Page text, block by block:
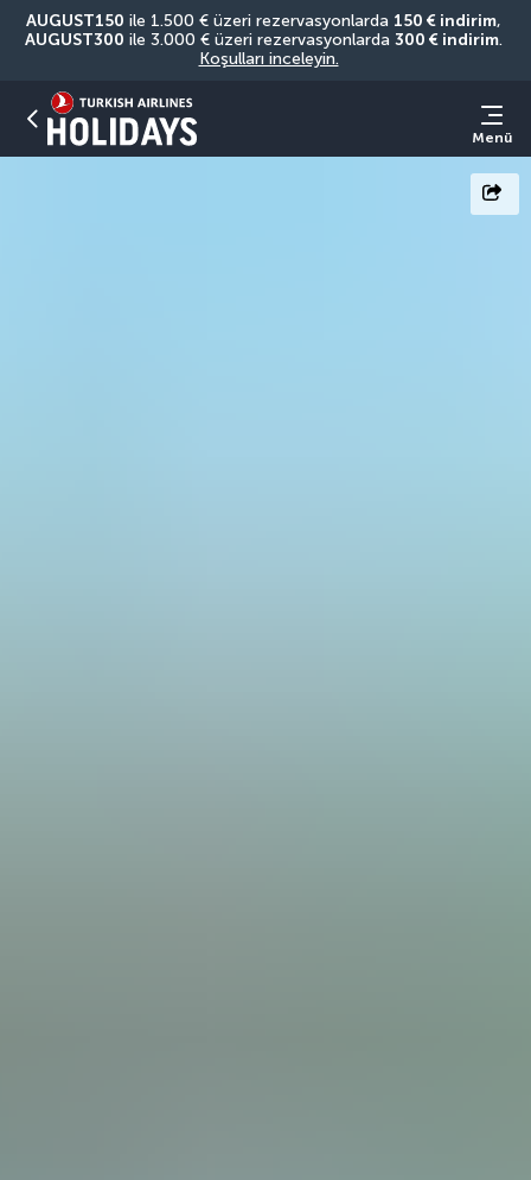
AUGUST150 ile 1.500 € üzeri rezervasyonlarda 150 € indirim
AUGUST300 ile 3.000 € üzeri rezervasyonlarda 300 € indirim
Koşulları inceleyin.
Menü